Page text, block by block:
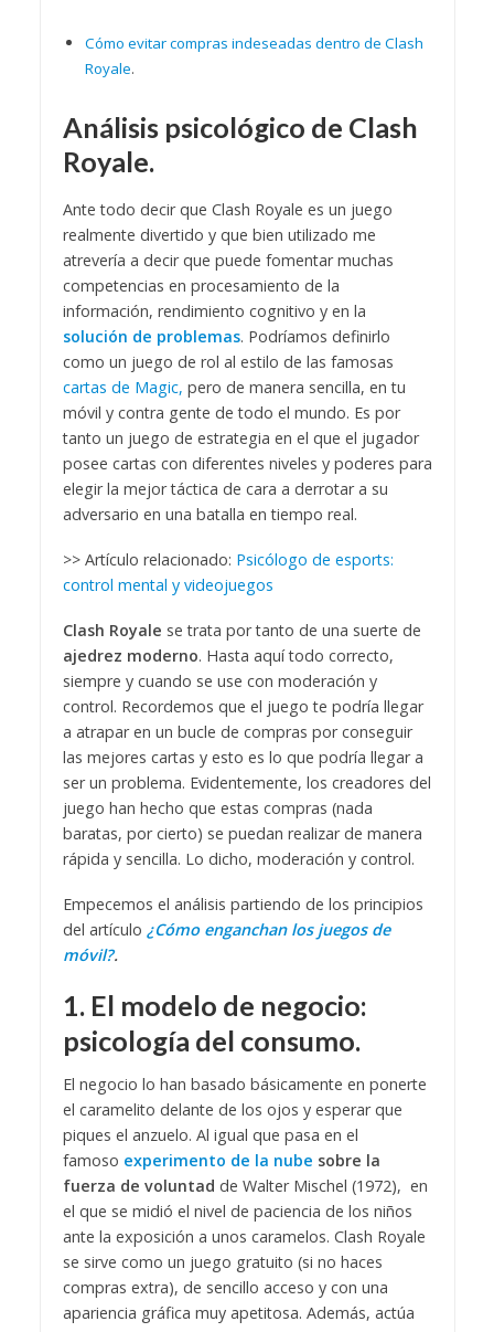
Cómo evitar compras indeseadas dentro de Clash
Royale.
Análisis psicológico de Clash
Royale.
Ante todo decir que Clash Royale es un juego
realmente divertido y que bien utilizado me
atrevería a decir que puede fomentar muchas
competencias en procesamiento de la
información, rendimiento cognitivo y en la
solución de problemas. Podríamos definirlo
como un juego de rol al estilo de las famosas
cartas de Magic, pero de manera sencilla, en tu
móvil y contra gente de todo el mundo. Es por
tanto un juego de estrategia en el que el jugador
posee cartas con diferentes niveles y poderes para
elegir la mejor táctica de cara a derrotar a su
adversario en una batalla en tiempo real.
>> Artículo relacionado: Psicólogo de esports:
control mental y videojuegos
Clash Royale se trata por tanto de una suerte de
ajedrez moderno. Hasta aquí todo correcto,
siempre y cuando se use con moderación y
control. Recordemos que el juego te podría llegar
a atrapar en un bucle de compras por conseguir
las mejores cartas y esto es lo que podría llegar a
ser un problema. Evidentemente, los creadores del
juego han hecho que estas compras (nada
baratas, por cierto) se puedan realizar de manera
rápida y sencilla. Lo dicho, moderación y control.
Empecemos el análisis partiendo de los principios
del artículo ¿Cómo enganchan los juegos de
móvil?.
1. El modelo de negocio:
psicología del consumo.
El negocio lo han basado básicamente en ponerte
el caramelito delante de los ojos y esperar que
piques el anzuelo. Al igual que pasa en el
famoso experimento de la nube sobre la
fuerza de voluntad de Walter Mischel (1972), en
el que se midió el nivel de paciencia de los niños
ante la exposición a unos caramelos. Clash Royale
se sirve como un juego gratuito (si no haces
compras extra), de sencillo acceso y con una
apariencia gráfica muy apetitosa. Además, actúa